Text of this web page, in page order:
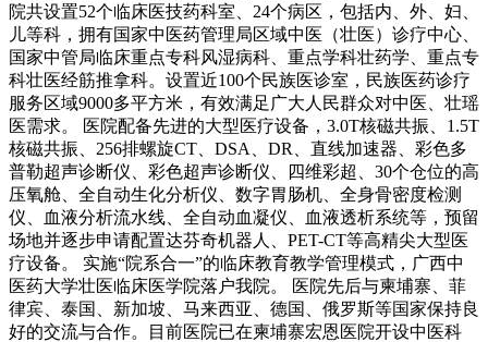
院共设置52个临床医技药科室、24个病区，包括内、外、妇、
儿等科，拥有国家中医药管理局区域中医（壮医）诊疗中心、
国家中管局临床重点专科风湿病科、重点学科壮药学、重点专
科壮医经筋推拿科。设置近100个民族医诊室，民族医药诊疗
服务区域9000多平方米，有效满足广大人民群众对中医、壮瑶
医需求。 医院配备先进的大型医疗设备，3.0T核磁共振、1.5T
核磁共振、256排螺旋CT、DSA、DR、直线加速器、彩色多
普勒超声诊断仪、彩色超声诊断仪、四维彩超、30个仓位的高
压氧舱、全自动生化分析仪、数字胃肠机、全身骨密度检测
仪、血液分析流水线、全自动血凝仪、血液透析系统等，预留
场地并逐步申请配置达芬奇机器人、PET-CT等高精尖大型医
疗设备。 实施“院系合一”的临床教育教学管理模式，广西中
医药大学壮医临床医学院落户我院。 医院先后与柬埔寨、菲
律宾、泰国、新加坡、马来西亚、德国、俄罗斯等国家保持良
好的交流与合作。目前医院已在柬埔寨宏恩医院开设中医科